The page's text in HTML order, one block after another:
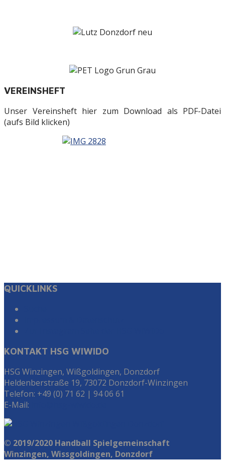
VEREINSHEFT
Unser Vereinsheft hier zum Download als PDF-Datei
(aufs Bild klicken)
QUICKLINKS
KONTAKT HSG WIWIDO
HSG Winzingen, Wißgoldingen, Donzdorf
Heldenberstraße 19, 73072 Donzdorf-Winzingen
Telefon: +49 (0) 71 62 | 94 06 61
E-Mail:
© 2019/2020 Handball Spielgemeinschaft
Winzingen, Wissgoldingen, Donzdorf